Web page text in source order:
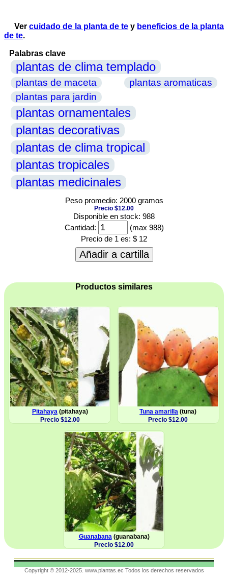
Vercuidado de la planta de te y beneficios de la planta
de te.
Palabras clave
plantas de clima templado
plantas de maceta
plantas aromaticas
plantas para jardin
plantas ornamentales
plantas decorativas
plantas de clima tropical
plantas tropicales
plantas medicinales
Peso promedio: 2000 gramos
Precio $12.00
Disponible en stock: 988
Cantidad:
(max 988)
Precio de 1 es: $ 12
Añadir a cartilla
Productos similares
Pitahaya(pitahaya)
Precio $12.00
Tuna amarilla (tuna)
Precio $12.00
Guanabana(guanabana)
Precio $12.00
Copyright © 2012-2025. www.plantas.ec Todos los derechos reservados